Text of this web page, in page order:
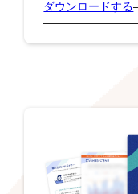
ダウンロードする